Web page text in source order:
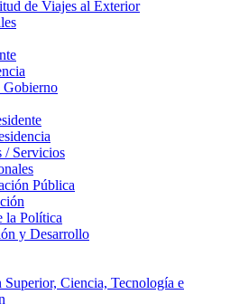
de Viajes al Exterior
Gobierno
/ Servicios
Pública
la Política
y Desarrollo
Superior, Ciencia, Tecnología e